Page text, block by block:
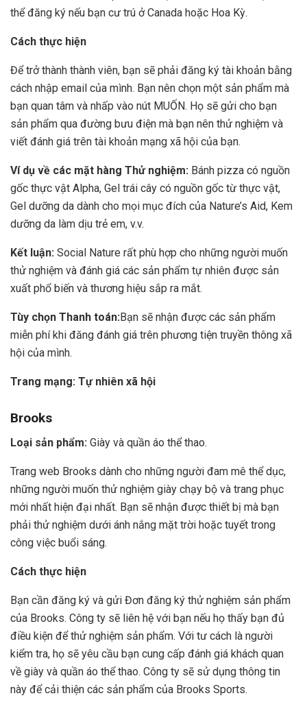
thể đăng ký nếu bạn cư trú ở Canada hoặc Hoa Kỳ.
Cách thực hiện
Để trở thành thành viên, bạn sẽ phải đăng ký tài khoản bằng
cách nhập email của mình. Bạn nên chọn một sản phẩm mà
bạn quan tâm và nhấp vào nút MUỐN. Họ sẽ gửi cho bạn
sản phẩm qua đường bưu điện mà bạn nên thử nghiệm và
viết đánh giá trên tài khoản mạng xã hội của bạn.
Ví dụ về các mặt hàng Thử nghiệm: Bánh pizza có nguồn
gốc thực vật Alpha, Gel trái cây có nguồn gốc từ thực vật,
Gel dưỡng da dành cho mọi mục đích của Nature’s Aid, Kem
dưỡng da làm dịu trẻ em, v.v.
Kết luận: Social Nature rất phù hợp cho những người muốn
thử nghiệm và đánh giá các sản phẩm tự nhiên được sản
xuất phổ biến và thương hiệu sắp ra mắt.
Tùy chọn Thanh toán:Bạn sẽ nhận được các sản phẩm
miễn phí khi đăng đánh giá trên phương tiện truyền thông xã
hội của mình.
Trang mạng: Tự nhiên xã hội
Brooks
Loại sản phẩm: Giày và quần áo thể thao.
Trang web Brooks dành cho những người đam mê thể dục,
những người muốn thử nghiệm giày chạy bộ và trang phục
mới nhất hiện đại nhất. Bạn sẽ nhận được thiết bị mà bạn
phải thử nghiệm dưới ánh nắng mặt trời hoặc tuyết trong
công việc buổi sáng.
Cách thực hiện
Bạn cần đăng ký và gửi Đơn đăng ký thử nghiệm sản phẩm
của Brooks. Công ty sẽ liên hệ với bạn nếu họ thấy bạn đủ
điều kiện để thử nghiệm sản phẩm. Với tư cách là người
kiểm tra, họ sẽ yêu cầu bạn cung cấp đánh giá khách quan
về giày và quần áo thể thao. Công ty sẽ sử dụng thông tin
này để cải thiện các sản phẩm của Brooks Sports.